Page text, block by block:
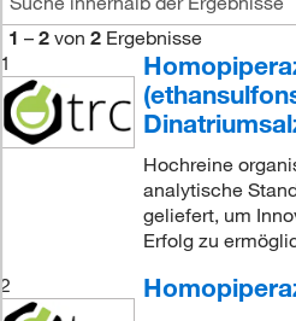
1 – 2 von 2 Ergebnisse
1
Hochreine
analytische
geliefert, um
Erfolg zu
2